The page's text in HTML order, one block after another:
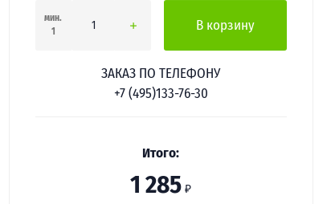
мин.
1
В корзину
ЗАКАЗ ПО ТЕЛЕФОНУ
+7 (495)133-76-30
Итого:
1 285 ₽